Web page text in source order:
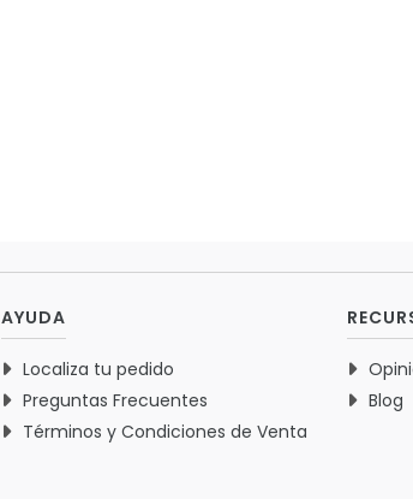
AYUDA
Localiza tu pedido
Preguntas Frecuentes
Términos y Condiciones de Venta
Blog